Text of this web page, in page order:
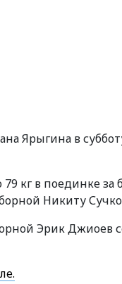
Ярыгина в
кг в поединке за
Никиту
Эрик Джиоев